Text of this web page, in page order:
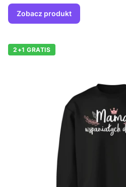
Zobacz produkt
2+1 GRATIS